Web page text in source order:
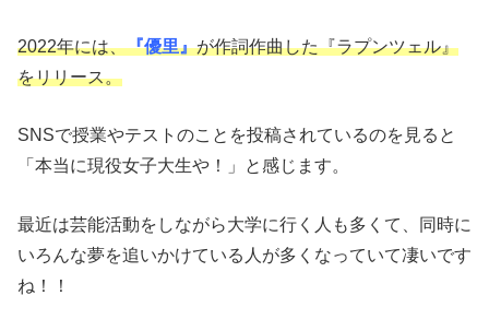
2022年には、『優里』が作詞作曲した『ラプンツェル』
をリリース。
SNSで授業やテストのことを投稿されているのを見ると
「本当に現役女子大生や！」と感じます。
最近は芸能活動をしながら大学に行く人も多くて、同時に
いろんな夢を追いかけている人が多くなっていて凄いです
ね！！